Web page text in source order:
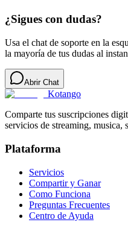
¿Sigues con dudas?
Usa el chat de soporte en la
la mayoría de tus dudas al
Abrir Chat
Kotango
Comparte tus suscripciones
servicios de streaming, musica,
Plataforma
Servicios
Compartir y Ganar
Como Funciona
Preguntas Frecuentes
Centro de Ayuda